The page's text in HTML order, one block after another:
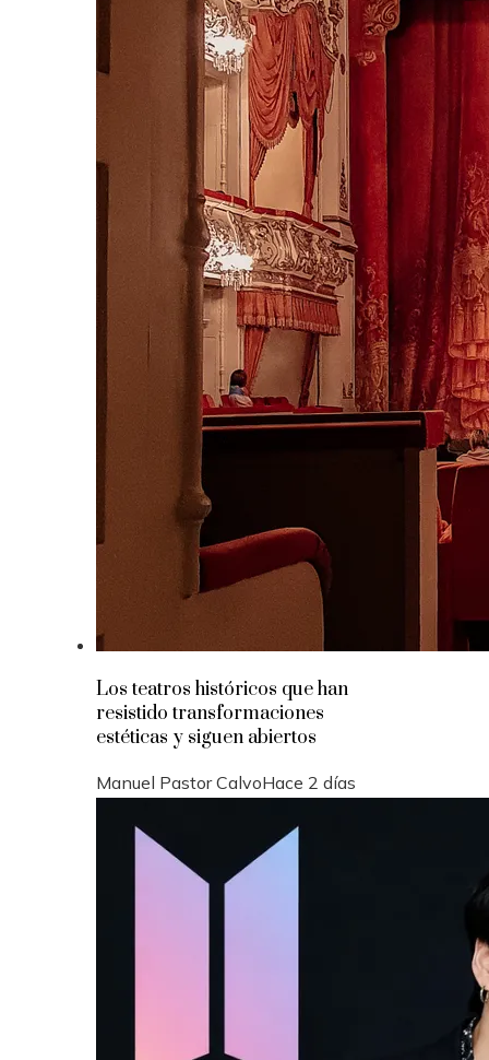
Los teatros históricos que han
resistido transformaciones
estéticas y siguen abiertos
Manuel Pastor CalvoHace 2 días